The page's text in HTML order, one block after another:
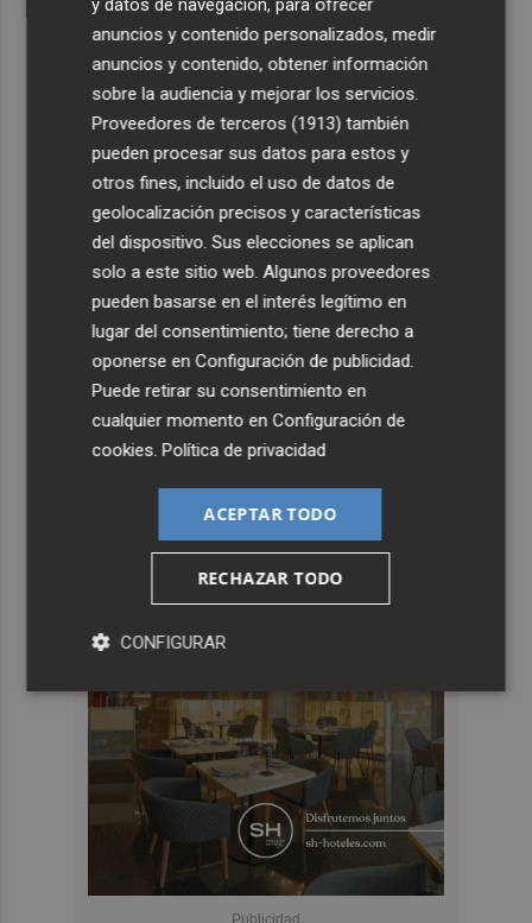
y datos de navegación, para ofrecer
anuncios y contenido personalizados, medir
anuncios y contenido, obtener información
sobre la audiencia y mejorar los servicios.
Proveedores de terceros (1913) también
pueden procesar sus datos para estos y
otros fines, incluido el uso de datos de
geolocalización precisos y características
del dispositivo. Sus elecciones se aplican
solo a este sitio web. Algunos proveedores
pueden basarse en el interés legítimo en
lugar del consentimiento; tiene derecho a
oponerse enConfiguración de publicidad.
Puede retirar su consentimiento en
cualquier momento enConfiguración de
cookies.Política de privacidad
ACEPTAR TODO
RECHAZAR TODO
CONFIGURAR